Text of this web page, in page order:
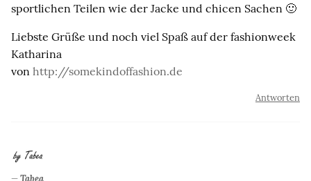
sportlichen Teilen wie der Jacke und chicen Sachen 🙂
Liebste Grüße und noch viel Spaß auf der fashionweek
Katharina
von http://somekindoffashion.de
Antworten
Tabea